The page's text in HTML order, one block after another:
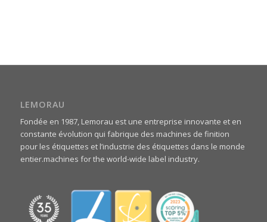
LEMORAU
Fondée en 1987, Lemorau est une entreprise innovante et en
constante évolution qui fabrique des machines de finition
pour les étiquettes et l’industrie des étiquettes dans le monde
entier.machines for the world-wide label industry.